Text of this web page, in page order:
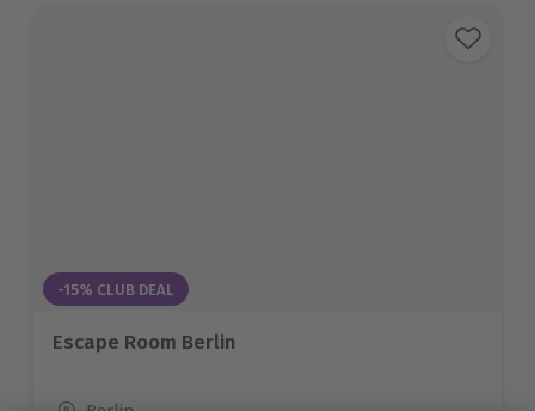
-15% CLUB DEAL
Escape Room Berlin